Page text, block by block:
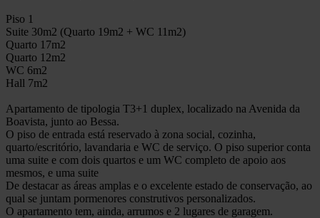
Piso 1
Suite 30m2 (Quarto 19m2 + WC 11m2)
Quarto 17m2
Quarto 12m2
WC 6m2
Hall 7m2
Apartamento de tipologia T3+1 duplex, localizado na Avenida da
Boavista, junto ao Bessa.
O piso de entrada está reservado à zona social, cozinha,
quarto/escritório, lavandaria e WC de serviço. O piso superior conta
uma suite e com dois quartos e um WC completo de apoio aos
mesmos, e uma suite
De destacar as áreas amplas e o excelente estado de conservação, ao
qual se juntam pormenores construtivos personalizados.
O apartamento tem, ainda, arrumos e 2 lugares de garagem.